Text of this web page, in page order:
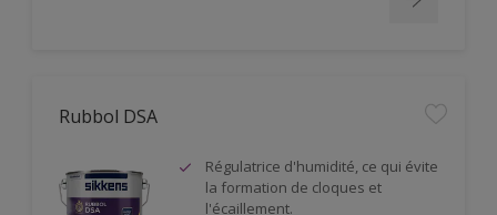
Rubbol DSA
Régulatrice d'humidité, ce qui évite
la formation de cloques et
l'écaillement.